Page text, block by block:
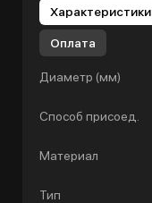
Характеристики
Оплата
Диаметр (мм)
Способ присоед.
Материал
Тип